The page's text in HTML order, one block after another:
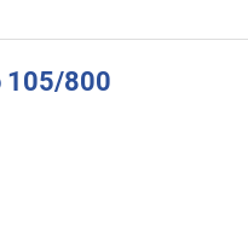
105/800